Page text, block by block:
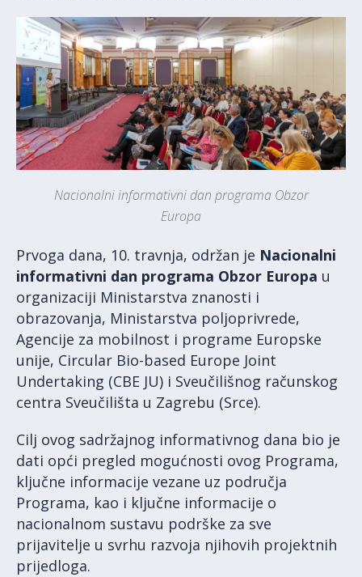
Nacionalni informativni dan programa Obzor
Europa
Prvoga dana, 10. travnja, održan je Nacionalni
informativni dan programa Obzor Europa u
organizaciji Ministarstva znanosti i
obrazovanja, Ministarstva poljoprivrede,
Agencije za mobilnost i programe Europske
unije, Circular Bio-based Europe Joint
Undertaking (CBE JU) i Sveučilišnog računskog
centra Sveučilišta u Zagrebu (Srce).
Cilj ovog sadržajnog informativnog dana bio je
dati opći pregled mogućnosti ovog Programa,
ključne informacije vezane uz područja
Programa, kao i ključne informacije o
nacionalnom sustavu podrške za sve
prijavitelje u svrhu razvoja njihovih projektnih
prijedloga.